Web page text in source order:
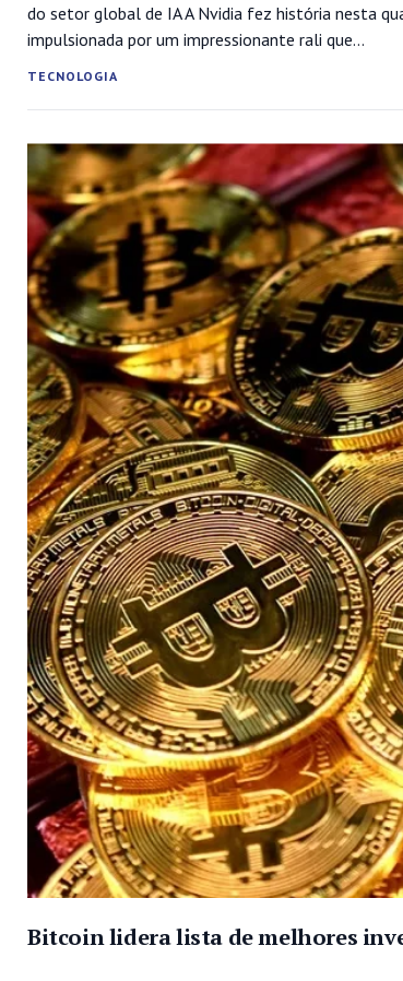
do setor global de IA A Nvidia fez história nesta
impulsionada por um impressionante rali que...
TECNOLOGIA
Bitcoin lidera lista de melhores